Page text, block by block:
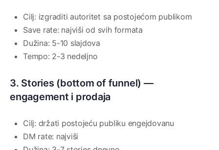
Cilj: izgraditi autoritet sa postojećom publikom
Save rate: najviši od svih formata
Dužina: 5-10 slajdova
Tempo: 2-3 nedeljno
3. Stories (bottom of funnel) —
engagement i prodaja
Cilj: držati postojeću publiku engejdovanu
DM rate: najviši